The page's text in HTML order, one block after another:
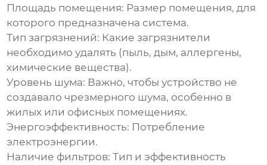
Площадь помещения: Размер помещения, для
которого предназначена система.
Тип загрязнений: Какие загрязнители
необходимо удалять (пыль, дым, аллергены,
химические вещества).
Уровень шума: Важно, чтобы устройство не
создавало чрезмерного шума, особенно в
жилых или офисных помещениях.
Энергоэффективность: Потребление
электроэнергии.
Наличие фильтров: Тип и эффективность